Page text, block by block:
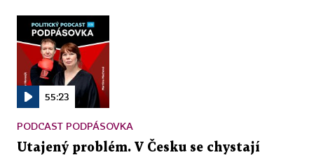
55:23
PODCAST PODPÁSOVKA
Utajený problém. V Česku se chystají